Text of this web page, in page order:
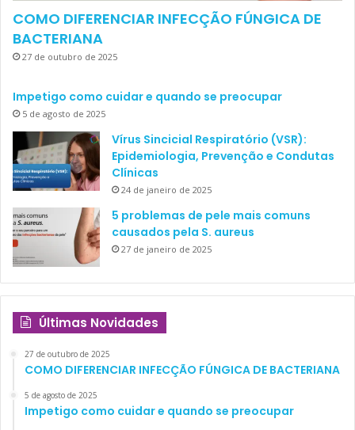
COMO DIFERENCIAR INFECÇÃO FÚNGICA DE
BACTERIANA
27 de outubro de 2025
Impetigo como cuidar e quando se preocupar
5 de agosto de 2025
Vírus Sincicial Respiratório (VSR):
Epidemiologia, Prevenção e Condutas
Clínicas
24 de janeiro de 2025
5 problemas de pele mais comuns
causados pela S. aureus
27 de janeiro de 2025
Últimas Novidades
27 de outubro de 2025
COMO DIFERENCIAR INFECÇÃO FÚNGICA DE BACTERIANA
5 de agosto de 2025
Impetigo como cuidar e quando se preocupar